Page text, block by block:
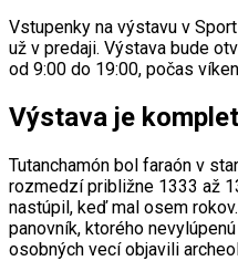
Vstupenky na výstavu v
už v predaji. Výstava bude
od 9:00 do 19:00, počas
Výstava je
Tutanchamón bol faraón v
rozmedzí približne 1333 až
nastúpil, keď mal osem
panovník, ktorého
osobných vecí objavili